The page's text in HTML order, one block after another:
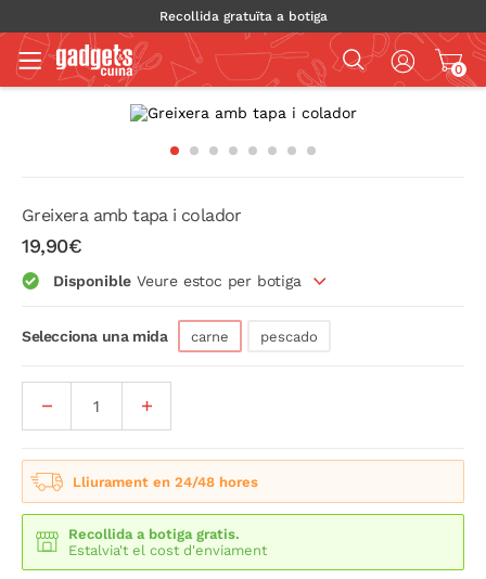
Recollida gratuïta a botiga
0
Greixera amb tapa i colador
19,90€
Disponible Veure estoc per botiga
Selecciona una mida carne pescado
Lliurament en 24/48 hores
Recollida a botiga gratis.
Estalvia't el cost d'enviament